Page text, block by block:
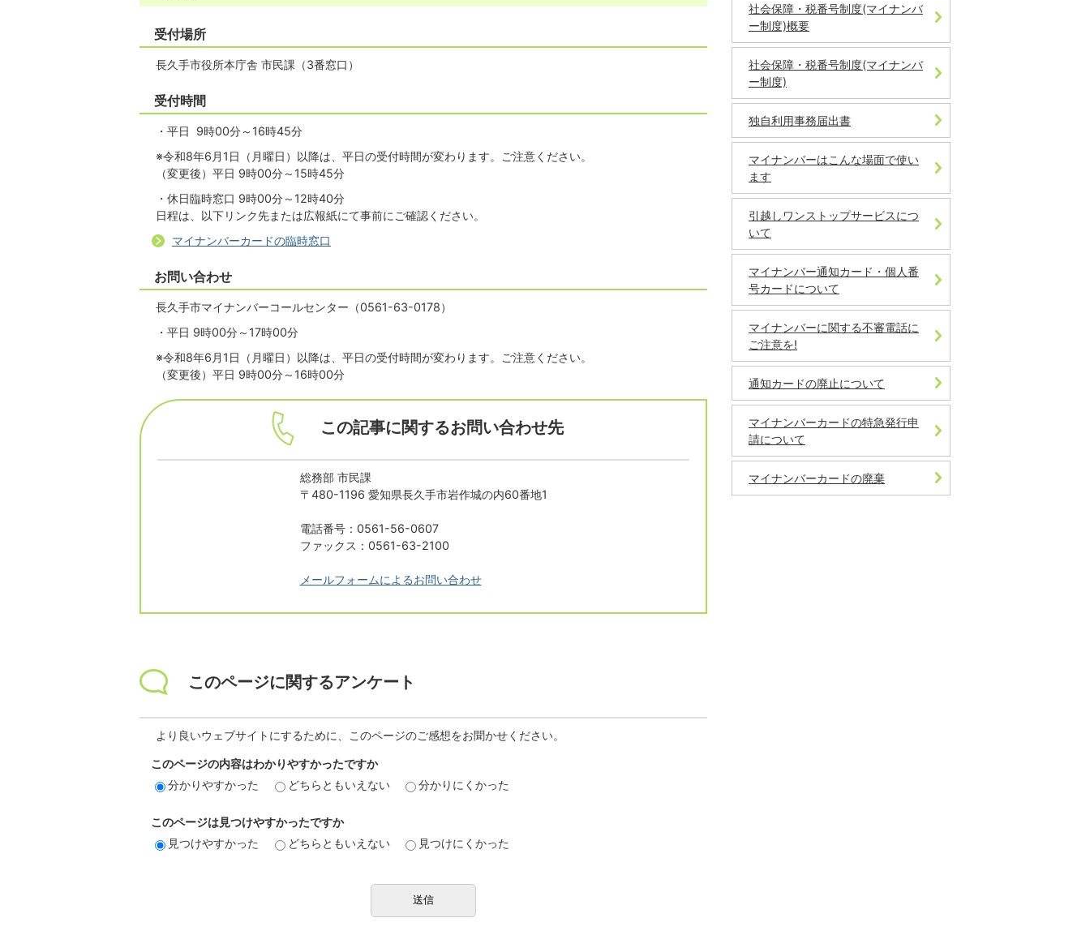
受付場所
長久手市役所本庁舎 市民課（3番窓口）
受付時間
・平日 9時00分～16時45分
※令和8年6月1日（月曜日）以降は、平日の受付時間が変わります。ご注意ください。
（変更後）平日 9時00分～15時45分
・休日臨時窓口 9時00分～12時40分
日程は、以下リンク先または広報紙にて事前にご確認ください。
マイナンバーカードの臨時窓口
お問い合わせ
長久手市マイナンバーコールセンター（0561-63-0178）
・平日 9時00分～17時00分
※令和8年6月1日（月曜日）以降は、平日の受付時間が変わります。ご注意ください。
（変更後）平日 9時00分～16時00分
この記事に関するお問い合わせ先
総務部 市民課
〒480-1196 愛知県長久手市岩作城の内60番地1
電話番号：0561-56-0607
ファックス：0561-63-2100
メールフォームによるお問い合わせ
このページに関するアンケート
より良いウェブサイトにするために、このページのご感想をお聞かせください。
このページの内容はわかりやすかったですか
分かりやすかった
どちらともいえない 分かりにくかった
このページは見つけやすかったですか
見つけやすかった
どちらともいえない 見つけにくかった
社会保障・税番号制度(マイナンバ
ー制度)概要
社会保障・税番号制度(マイナンバ
ー制度)
独自利用事務届出書
マイナンバーはこんな場面で使い
ます
引越しワンストップサービスにつ
いて
マイナンバー通知カード・個人番
号カードについて
マイナンバーに関する不審電話に
ご注意を!
通知カードの廃止について
マイナンバーカードの特急発行申
請について
マイナンバーカードの廃棄